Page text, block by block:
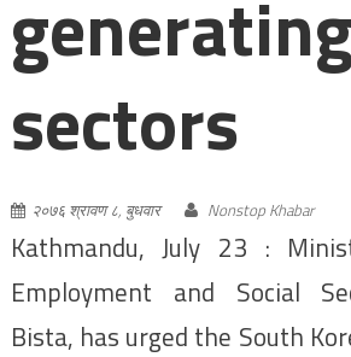
generating
sectors
२०७६ श्रावण ८, बुधवार Nonstop Khabar
Kathmandu, July 23 :
Employment and Social
Bista, has urged the South